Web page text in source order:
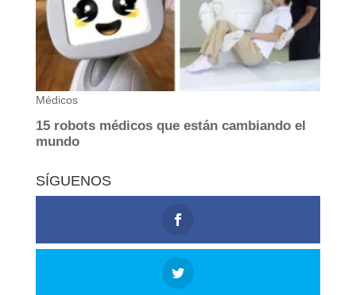
SÍGUENOS